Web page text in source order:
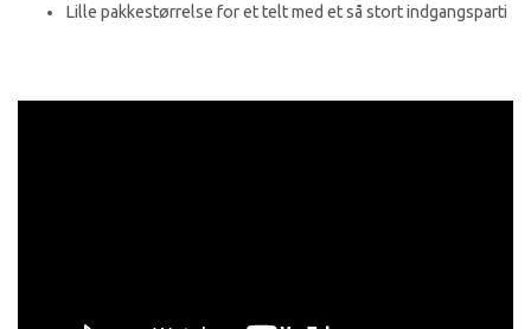
Lille pakkestørrelse for et telt med et så stort indgangsparti